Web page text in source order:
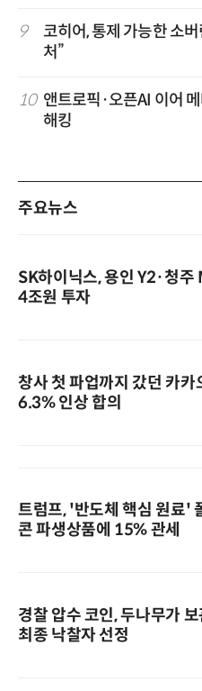
9
코히어, 통제 가능한 소
처”
10 앤트로픽·오픈AI 이어
해킹
주요뉴스
SK하이닉스, 용인 Y2·청주
4조원 투자
창사 첫 파업까지 갔던 카
6.3% 인상 합의
트럼프, '반도체 핵심 원료'
콘 파생상품에 15% 관세
경찰 압수 코인, 두나무가
최종 낙찰자 선정